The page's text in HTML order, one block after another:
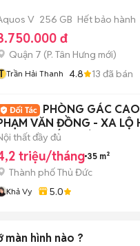
V 256 GB Hết bảo hành
đ
Quận 7 (P. Tân Hưng mới)
Trần Hải Thanh 4.8 13 đã bán
PHÒNG GÁC
VĂN ĐỒNG - XA LỘ
HỌC KIẾN TRÚC
thất đầy đủ
triệu/tháng 35 m²
Thành phố Thủ Đức
Khả Vy 5.0
màn hình nào ?